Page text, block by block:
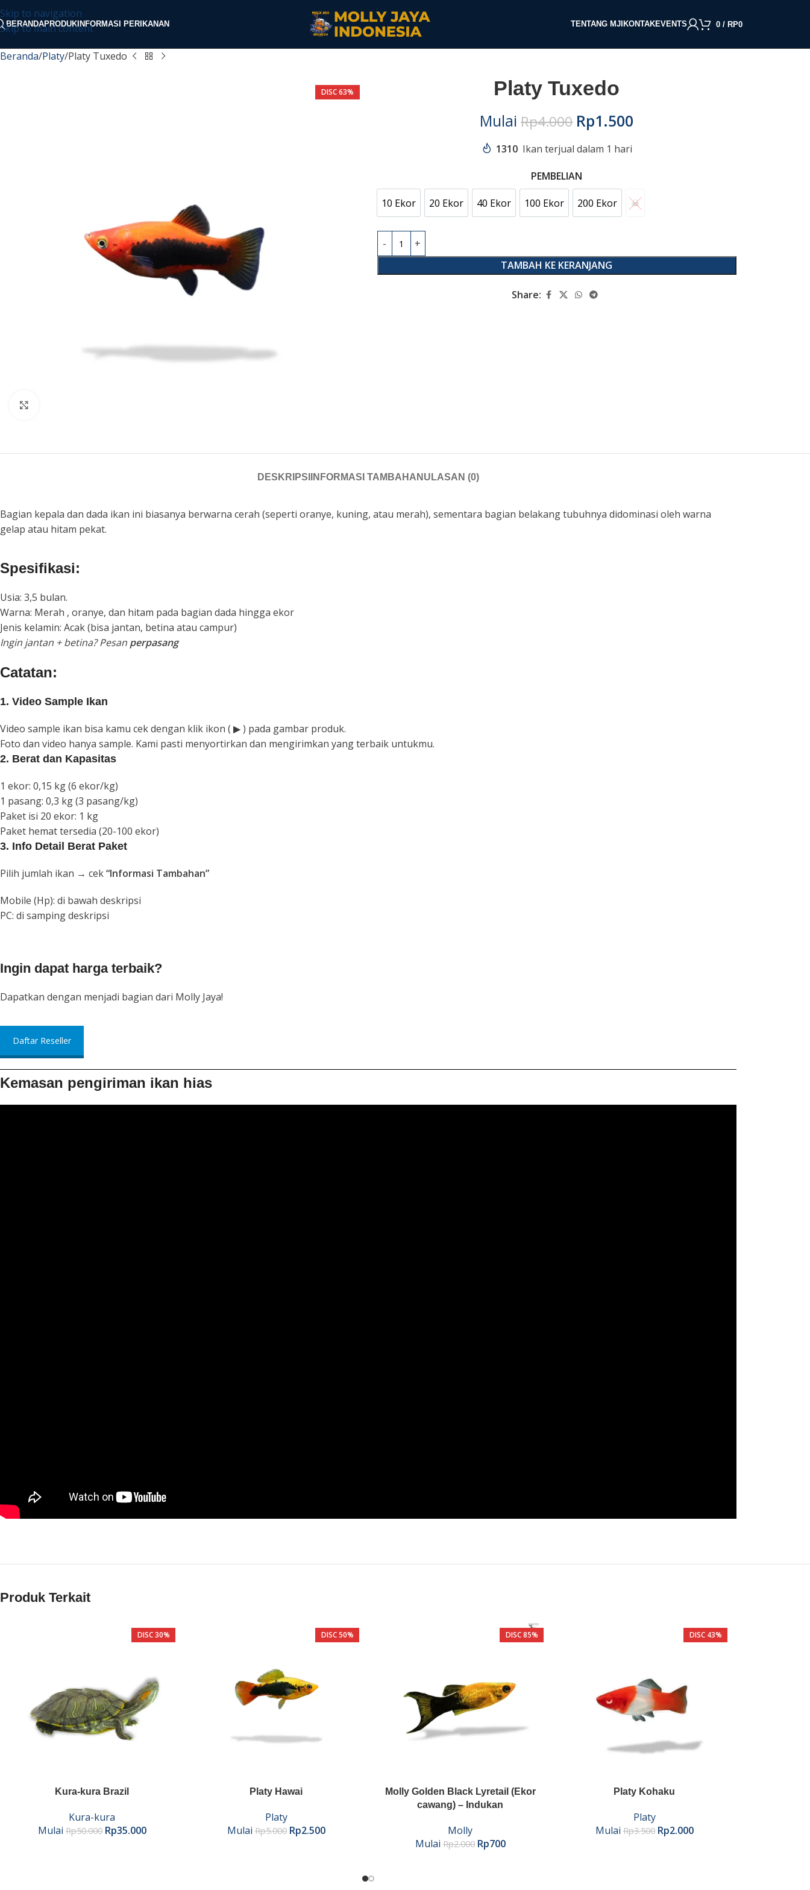
Skip to navigation
Skip to main content
BERANDAPRODUK INFORMASI PERIKANAN TENTANG MJI KONTAKEVENTS 0 / RP0
Beranda Platy Platy Tuxedo
DISC 63% Platy Tuxedo
MulaiRp4.000 Rp1.500
1310 Ikan terjual dalam 1 hari
PEMBELIAN
10 Ekor
10 Ekor20 Ekor
20 Ekor40 Ekor
40 Ekor100 Ekor100 Ekor200 Ekor200 Ekor☠︎︎
☠︎︎
TAMBAH KE KERANJANG
Share:
DESKRIPSI INFORMASI TAMBAHAN ULASAN (0)
Bagian kepala dan dada ikan ini biasanya berwarna cerah (seperti oranye, kuning, atau merah), sementara bagian belakang tubuhnya didominasi oleh warna
gelap atau hitam pekat.
Spesifikasi:
Usia: 3,5 bulan.
Warna: Merah , oranye, dan hitam pada bagian dada hingga ekor
Jenis kelamin: Acak (bisa jantan, betina atau campur)
Ingin jantan + betina? Pesan perpasang
Catatan:
1. Video Sample Ikan
Video sample ikan bisa kamu cek dengan klik ikon ( ▶︎ ) pada gambar produk.
Foto dan video hanya sample. Kami pasti menyortirkan dan mengirimkan yang terbaik untukmu.
2. Berat dan Kapasitas
1 ekor: 0,15 kg (6 ekor/kg)
1 pasang: 0,3 kg (3 pasang/kg)
Paket isi 20 ekor: 1 kg
Paket hemat tersedia (20-100 ekor)
3. Info Detail Berat Paket
Pilih jumlah ikan → cek“Informasi Tambahan”
Mobile (Hp): di bawah deskripsi
PC: di samping deskripsi
Ingin dapat harga terbaik?
Dapatkan dengan menjadi bagian dari Molly Jaya!
Daftar Reseller
Kemasan pengiriman ikan hias
Produk Terkait
DISC 30%
Kura-kura Brazil
Kura-kura
Mulai Rp50.000 Rp35.000
DISC 50%
Platy Hawai
Platy
Mulai Rp5.000 Rp2.500
DISC 85%
Molly Golden Black Lyretail (Ekor
cawang) – Indukan
Molly
Mulai Rp2.000 Rp700
DISC 43%
Platy Kohaku
Platy
Mulai Rp3.500 Rp2.000